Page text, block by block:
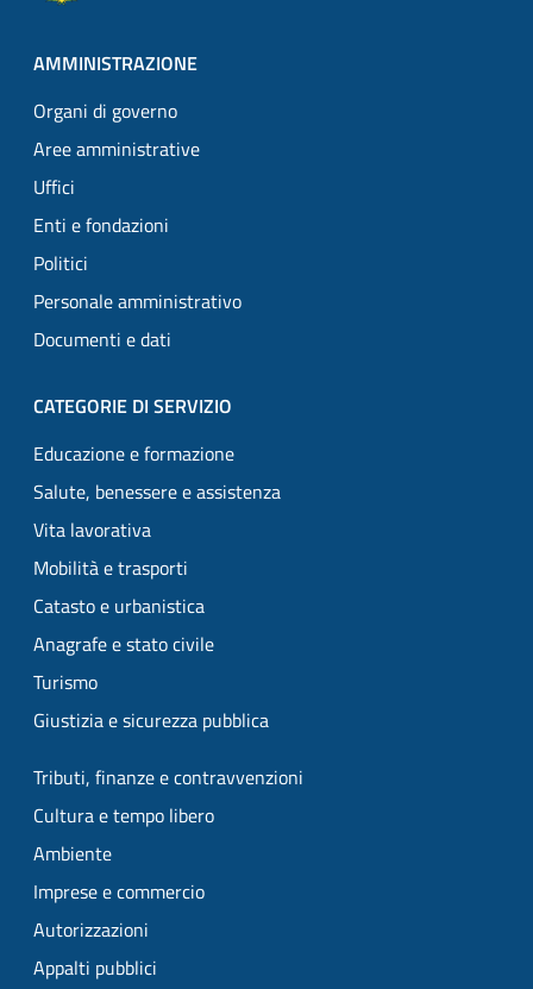
AMMINISTRAZIONE
Organi di governo
Aree amministrative
Uffici
Enti e fondazioni
Politici
Personale amministrativo
Documenti e dati
CATEGORIE DI SERVIZIO
Educazione e formazione
Salute, benessere e assistenza
Vita lavorativa
Mobilità e trasporti
Catasto e urbanistica
Anagrafe e stato civile
Turismo
Giustizia e sicurezza pubblica
Tributi, finanze e contravvenzioni
Cultura e tempo libero
Ambiente
Imprese e commercio
Autorizzazioni
Appalti pubblici